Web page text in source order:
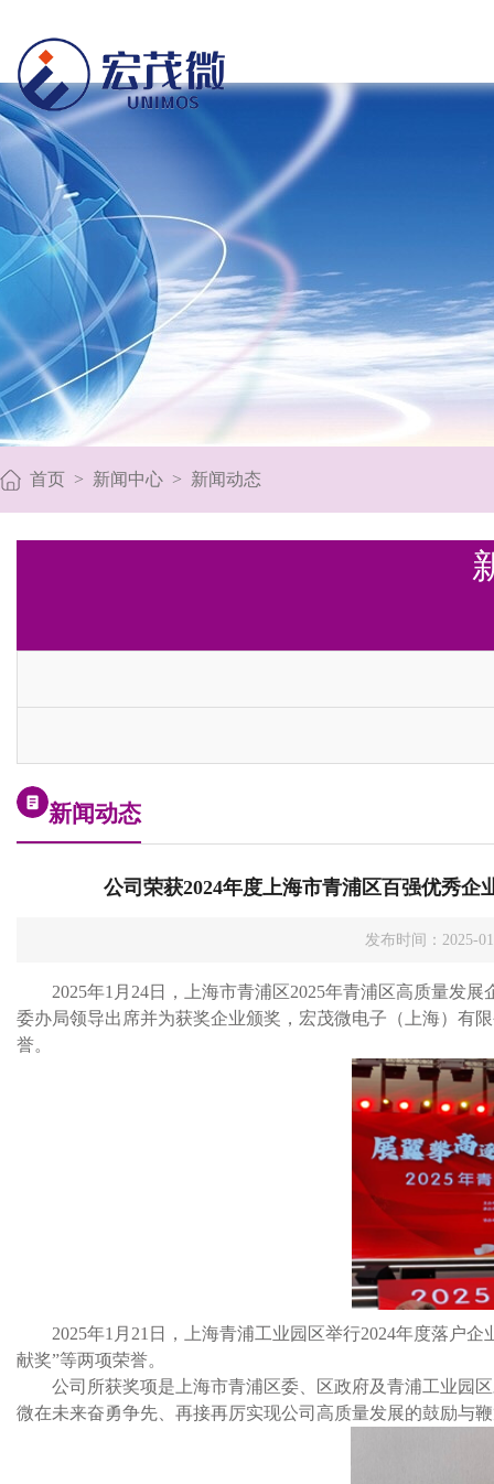
首页 > 新闻中心 > 新闻动态
新闻动态
公司荣获2024年度上海市青浦区百强优秀
发布时间：2025-
2025年1月24日，上海市青浦区2025年青浦区高质量发
委办局领导出席并为获奖企业颁奖，宏茂微电子（上海）有
誉。
2025年1月21日，上海青浦工业园区举行2024年度落户
献奖”等两项荣誉。
公司所获奖项是上海市青浦区委、区政府及青浦工业园
微在未来奋勇争先、再接再厉实现公司高质量发展的鼓励与